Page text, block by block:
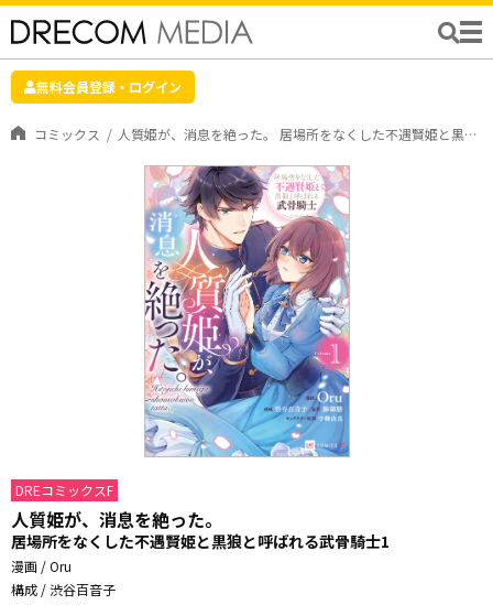
無料会員登録・ログイン
コミックス 人質姫が、消息を絶った。 居場所をなくした不遇賢姫と黒狼と呼ばれる武骨騎士1
DREコミックスF
人質姫が、消息を絶った。
居場所をなくした不遇賢姫と黒狼と呼ばれる武骨騎士1
漫画 / Oru
構成 / 渋谷百音子